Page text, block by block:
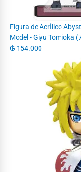
Figura de AcrÍlico
Model - Giyu Tomioka
₲ 154.000